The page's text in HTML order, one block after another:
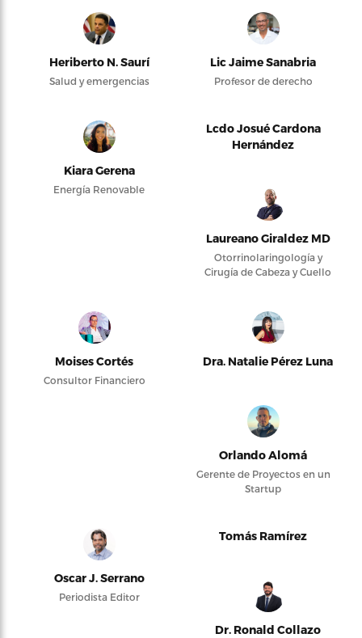
Heriberto N. Saurí
Salud y emergencias
Lic Jaime Sanabria
Profesor de derecho
Kiara Gerena
Energía Renovable
Lcdo Josué Cardona
Hernández
Laureano Giraldez MD
Otorrinolaringología y
Cirugía de Cabeza y Cuello
Moises Cortés
Consultor Financiero
Dra. Natalie Pérez Luna
Orlando Alomá
Gerente de Proyectos en un
Startup
Oscar J. Serrano
Periodista Editor
Tomás Ramírez
Dr. Ronald Collazo